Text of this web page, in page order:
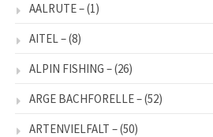
AALRUTE –(1)
AITEL –(8)
ALPIN FISHING –(26)
ARGE BACHFORELLE –(52)
ARTENVIELFALT –(50)